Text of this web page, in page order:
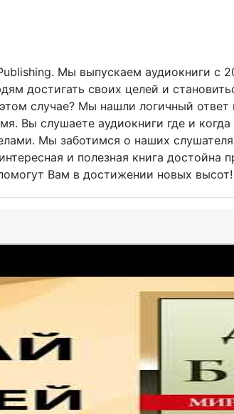
Мы выпускаем аудиокниги
достигать своих целей и
случае? Мы нашли логичный
Вы слушаете аудиокниги где и
Мы заботимся о наших
и полезная книга
Вам в достижении новых высот!